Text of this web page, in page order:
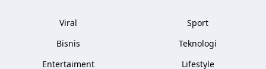
Viral
Bisnis
Entertaiment
Sport
Teknologi
Lifestyle